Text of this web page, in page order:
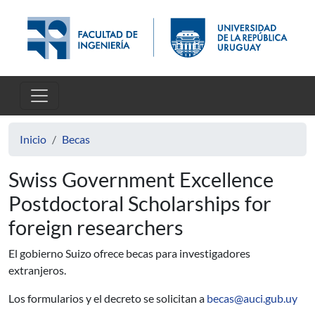
Inicio Becas
Swiss Government Excellence
Postdoctoral Scholarships for
foreign researchers
El gobierno Suizo ofrece becas para investigadores
extranjeros.
Los formularios y el decreto se solicitan a becas@auci.gub.uy